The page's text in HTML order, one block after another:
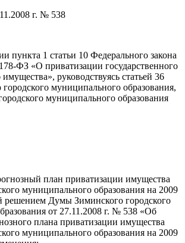
г. № 538
1 статьи 10 Федерального закона
ФЗ «О приватизации государственного
руководствуясь статьей 36
муниципального образования,
муниципального образования
план приватизации имущества
муниципального образования на 2009
решением Думы Зиминского городского
от 27.11.2008 г. № 538 «Об
плана приватизации имущества
муниципального образования на 2009